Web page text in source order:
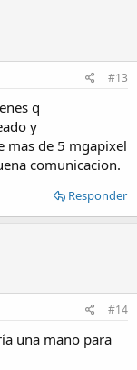
#13
q
y
mas de 5 mgapixel
comunicacion.
Responder
#14
una mano para